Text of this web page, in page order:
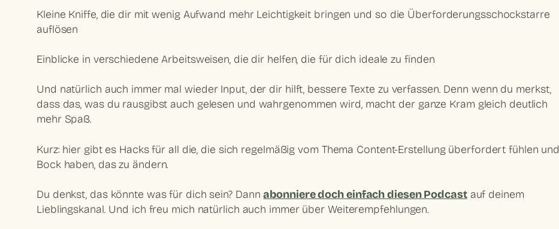
Kleine Kniffe, die dir mit wenig Aufwand mehr Leichtigkeit bringen und so die Überforderungsschockstarre
auflösen
Einblicke in verschiedene Arbeitsweisen, die dir helfen, die für dich ideale zu finden
Und natürlich auch immer mal wieder Input, der dir hilft, bessere Texte zu verfassen. Denn wenn du merkst,
dass das, was du rausgibst auch gelesen und wahrgenommen wird, macht der ganze Kram gleich deutlich
mehr Spaß.
Kurz: hier gibt es Hacks für all die, die sich regelmäßig vom Thema Content-Erstellung überfordert fühlen und
Bock haben, das zu ändern.
Du denkst, das könnte was für dich sein? Dannabonniere doch einfach diesen Podcastauf deinem
Lieblingskanal. Und ich freu mich natürlich auch immer über Weiterempfehlungen.